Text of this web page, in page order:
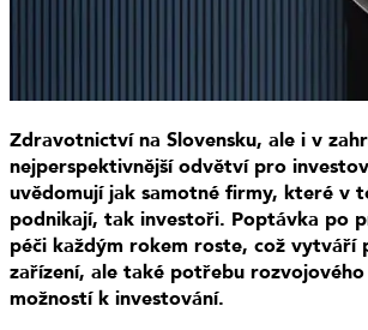
Zdravotnictví na Slovensku, ale i v
nejperspektivnější odvětví pro
uvědomují jak samotné firmy, které v
podnikají, tak investoři. Poptávka po
péči každým rokem roste, což vytváří
zařízení, ale také potřebu
možností k investování.